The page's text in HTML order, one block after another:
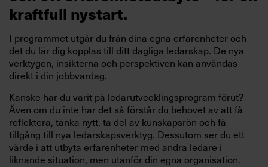
kraftfull nystart.
I programmet utgår du från dina egna erfarenheter och
det du lär dig kopplas till ditt dagliga ledarskap. De nya
verktygen, insikterna och perspektiven kan användas
direkt i din jobbvardag.
Kanske har du varit på ledarutvecklingsprogram förut?
Även om du inte har det så förstår du behovet av att få
reflektera, tänka nytt, ta del av kunskapsrön och få
tillgång till nya ledarskapsverktyg. Dessutom ser du ett
värde i att utbyta erfarenheter med andra ledare i
liknande situation, men utanför din egna organisation.